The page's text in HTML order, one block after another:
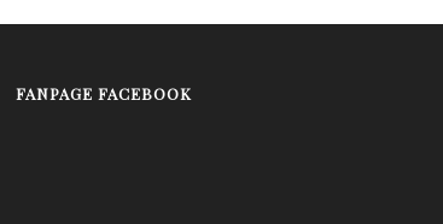
FANPAGE FACEBOOK